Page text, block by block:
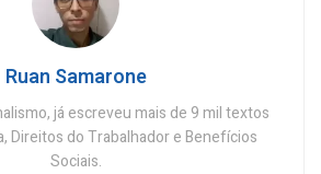
Ruan Samarone
já escreveu mais de 9 mil textos
Direitos do Trabalhador e Benefícios
Sociais.